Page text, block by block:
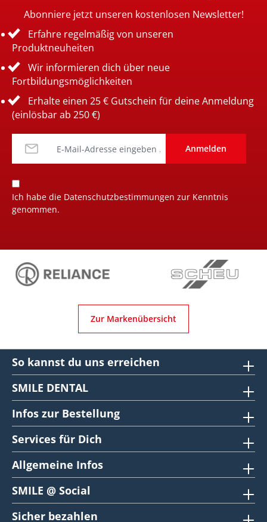
Abonniere jetzt unseren kostenlosen Newsletter!
Erfahre regelmäßig von unseren
Produktneuheiten
Wir informieren dich über neue
Fortbildungsmöglichkeiten
Erhalte einen 25 € Gutschein für deine Anmeldung
(einlösbar ab 250 €)
Anmelden
Ich habe die Datenschutzbestimmungen zur Kenntnis
genommen.
Zur Markenübersicht
So kannst du uns erreichen
SMILE DENTAL
Infos zur Bestellung
Services für Dich
Allgemeine Infos
SMILE @ Social
Sicher bezahlen